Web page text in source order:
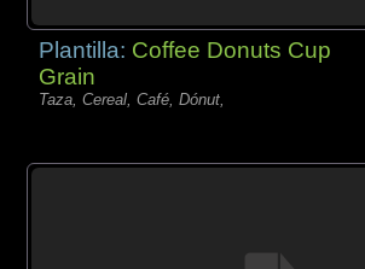
Plantilla: Coffee Donuts Cup
Grain
Taza, Cereal, Café, Dónut,